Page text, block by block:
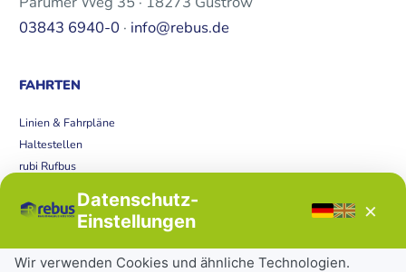
03843 6940-0 · info@rebus.de
FAHRTEN
Linien & Fahrpläne
Haltestellen
rubi Rufbus
Störungen
Tickets & Tarife
Datenschutz-
Einstellungen
×
Wir verwenden Cookies und ähnliche Technologien.